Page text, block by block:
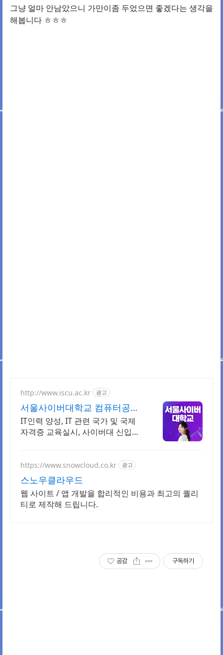
그냥 얼마 안남았으니 가만이좀 두었으면 좋겠다는 생각을
해봅니다 ㅎㅎㅎ
http://www.iscu.ac.kr 광고
서울사이버대학교 컴퓨터공학
과 2026 가을학기 신편입생
IT인력 양성, IT 관련 국가 및 국제
자격증 교육실시, 사이버대 신입생
https://www.snowcloud.co.kr 광고
스노우클라우드
웹 사이트 / 앱 개발을 합리적인 비용과 최고의 퀄리
티로 제작해 드립니다.
공감 구독하기